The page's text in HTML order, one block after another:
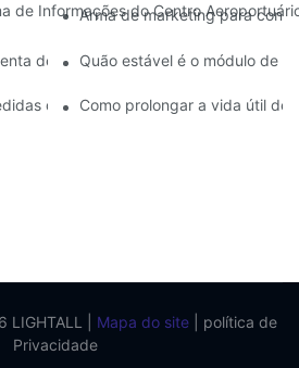
de Informações do Centro
Arma de marketing para
de comunicação para
Quão estável é o módulo de
de segurança do serviço pós-
Como prolongar a vida útil de
| Mapa do site
política de
Privacidade